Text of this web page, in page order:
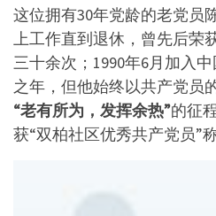
这位拥有30年党龄的老党员
上工作直到退休，曾先后荣
三十余次；1990年6月加入
之年，但他始终以共产党员
“老有所为，发挥余热”的征
获“双柏社区优秀共产党员”称